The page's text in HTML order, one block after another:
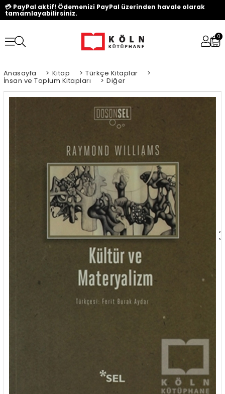
💳 PayPal aktif! Ödemenizi PayPal üzerinden havale olarak
tamamlayabilirsiniz.
0
Anasayfa > Kitap > Türkçe Kitaplar >
İnsan ve Toplum Kitapları > Diğer
‹
›